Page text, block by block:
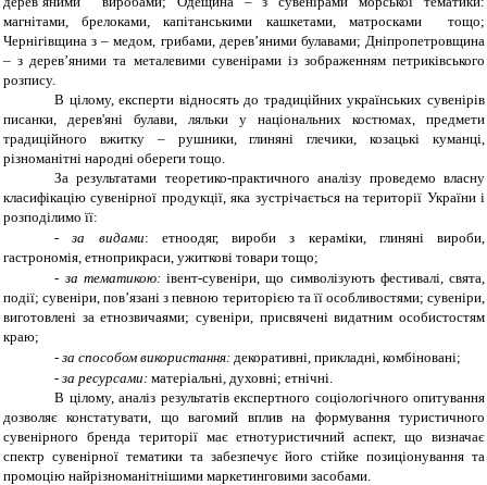
магнітами, брелоками, капітанськими кашкетами, матросками тощо;
Чернігівщина з – медом, грибами, дерев’яними булавами; Дніпропетровщина
– з дерев’яними та металевими сувенірами із зображенням петриківського
розпису.
В цілому, експерти відносятьдо традиційних українських сувенірів
писанки, дерев'яні булави, ляльки у національних костюмах, предмети
традиційного вжитку –рушники, глиняні глечики, козацькі куманці,
різноманітні народні обереги тощо.
За результатами теоретико-практичного аналізу проведемо власну
класифікацію сувенірної продукції, яка зустрічається на території України і
розподілимо її:
-
за видами:
етноодяг, вироби з кераміки, глиняні вироби,
гастрономія, етноприкраси, ужиткові товари тощо;
- за тематикою:івент-сувеніри, що символізують фестивалі, свята,
події; сувеніри, пов’язані з певною територією та її особливостями; сувеніри,
виготовлені за етнозвичаями; сувеніри, присвячені видатним особистостям
краю;
- за способом використання:декоративні, прикладні, комбіновані;
- за ресурсами: матеріальні, духовні; етнічні.
В цілому, аналіз результатів експертного соціологічного опитування
дозволяє констатувати, що вагомий вплив на формування туристичного
сувенірного бренда території має етнотуристичний аспект, що визначає
спектр сувенірної тематики та забезпечує його стійке позиціонування та
промоцію найрізноманітнішими маркетинговими засобами.